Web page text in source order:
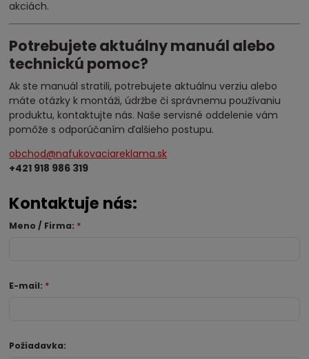
akciách.
Potrebujete aktuálny manuál alebo
technickú pomoc?
Ak ste manuál stratili, potrebujete aktuálnu verziu alebo
máte otázky k montáži, údržbe či správnemu používaniu
produktu, kontaktujte nás. Naše servisné oddelenie vám
pomôže s odporúčaním ďalšieho postupu.
obchod@nafukovaciareklama.sk
+421 918 986 319
Kontaktuje nás:
Meno / Firma: *
E-mail: *
Požiadavka: